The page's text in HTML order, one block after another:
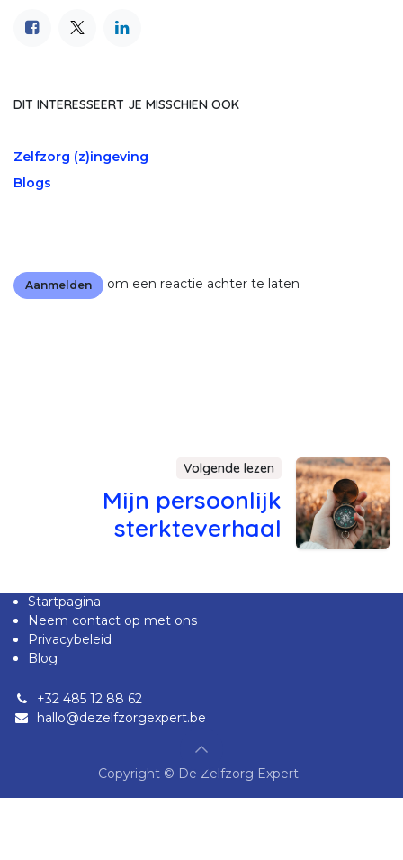
DIT INTERESSEERT JE MISSCHIEN OOK
Zelfzorg (z)ingeving
Blogs
Aanmelden om een reactie achter te laten
Volgende lezen
Mijn persoonlijk
sterkteverhaal
Startpagina
Neem contact op met ons
Privacybeleid
Blog
+32 485 12 88 62
hallo@dezelfzorgexpert.be
Copyright © De Zelfzorg Expert